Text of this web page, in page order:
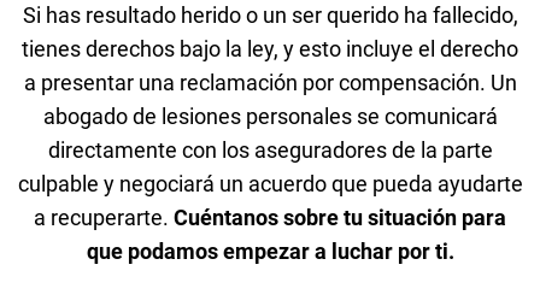
Si has resultado herido o un ser querido ha fallecido,
tienes derechos bajo la ley, y esto incluye el derecho
a presentar una reclamación por compensación. Un
abogado de lesiones personales se comunicará
directamente con los aseguradores de la parte
culpable y negociará un acuerdo que pueda ayudarte
a recuperarte. Cuéntanos sobre tu situación para
que podamos empezar a luchar por ti.